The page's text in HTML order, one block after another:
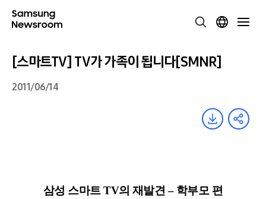
[스마트TV] TV가 가족이 됩니다[SMNR]
2011/06/14
삼성 스마트 TV의 재발견 – 학부모 편